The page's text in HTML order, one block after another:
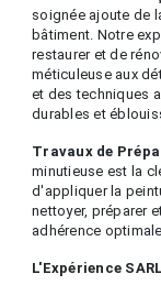
soignée ajoute de
bâtiment. Notre
restaurer et de
méticuleuse aux
et des techniques
durables et
Travaux de
minutieuse est la
d'appliquer la
nettoyer, préparer
adhérence
L'Expérience